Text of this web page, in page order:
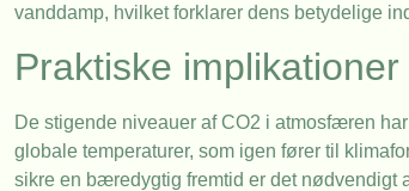
vanddamp, hvilket forklarer dens betydelige
Praktiske
De stigende niveauer af CO2 i atmosfæren
globale temperaturer, som igen fører til
sikre en bæredygtig fremtid er det nødvendigt